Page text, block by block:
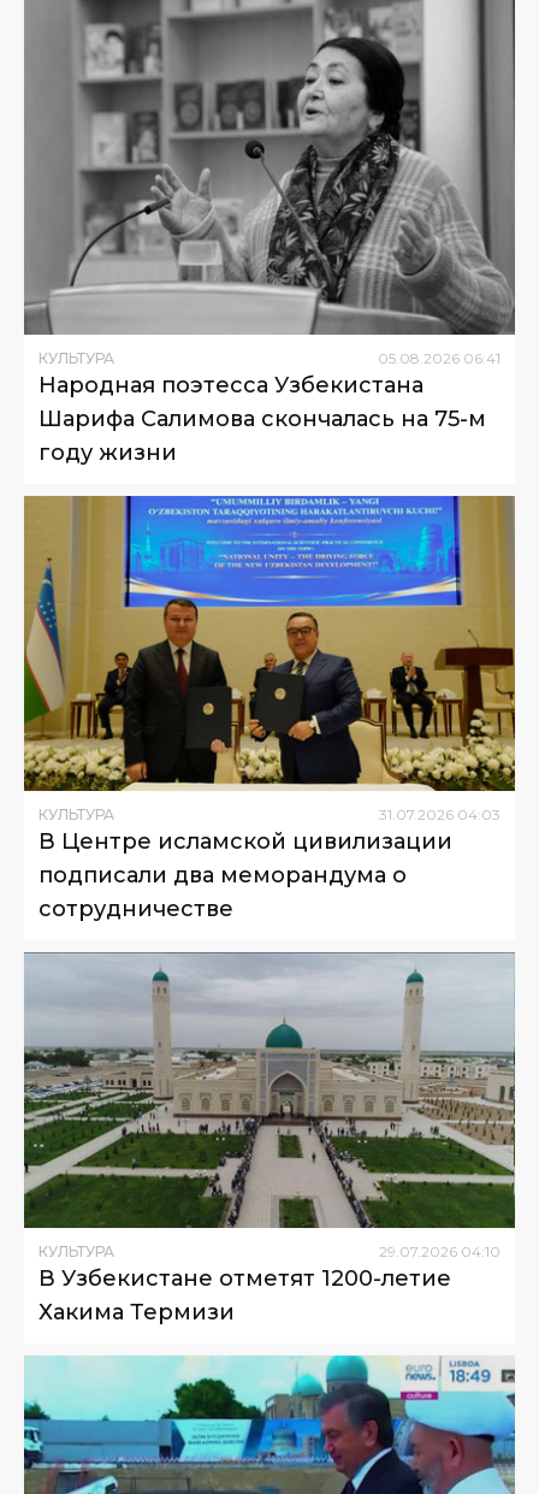
КУЛЬТУРА 05 08 2026 06:41
Народная поэтесса Узбекистана
Шарифа Салимова скончалась на 75-м
году жизни
КУЛЬТУРА 31 07 2026 04:03
В Центре исламской цивилизации
подписали два меморандума о
сотрудничестве
КУЛЬТУРА 29.07.2026 04:10
В Узбекистане отметят 1200-летие
Хакима Термизи